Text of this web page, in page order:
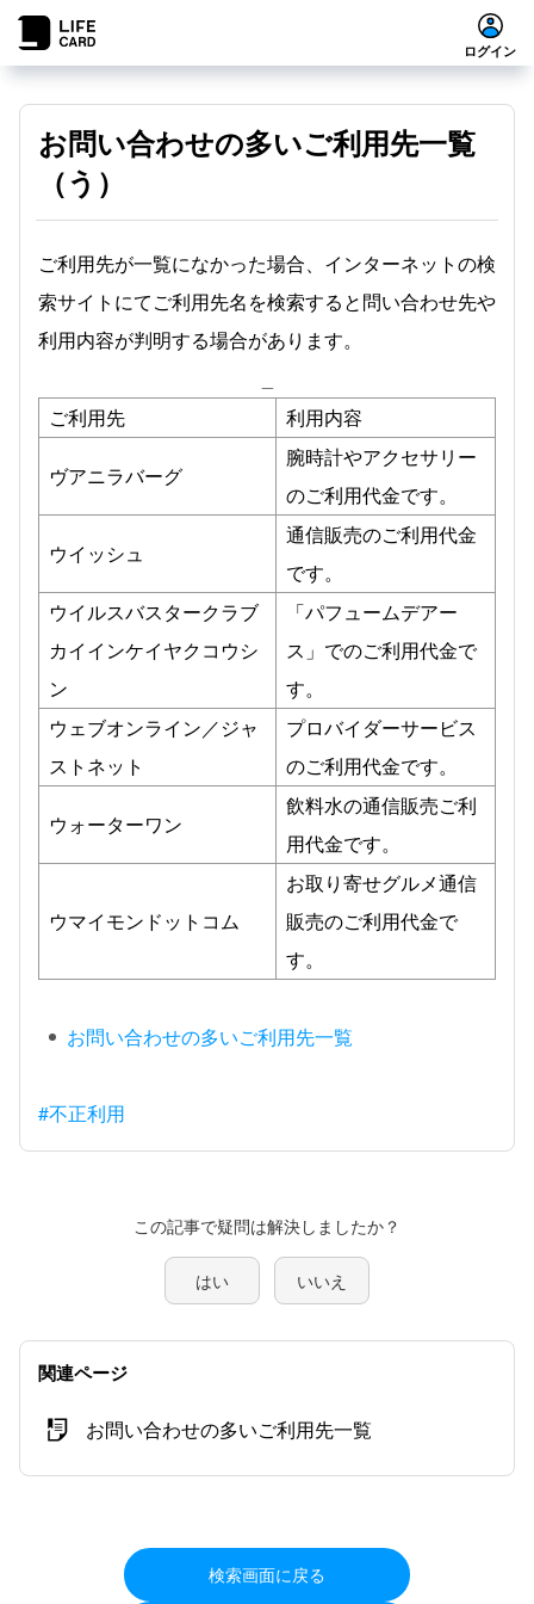
ログイン
お問い合わせの多いご利用先一覧
（う）
ご利用先が一覧になかった場合、インターネットの検
索サイトにてご利用先名を検索すると問い合わせ先や
利用内容が判明する場合があります。
ご利用先
利用内容
ヴアニラバーグ
腕時計やアクセサリー
のご利用代金です。
ウイッシュ
通信販売のご利用代金
です。
ウイルスバスタークラブ
カイインケイヤクコウシ
ン
「パフュームデアー
ス」でのご利用代金で
す。
ウェブオンライン／ジャ
ストネット
プロバイダーサービス
のご利用代金です。
ウォーターワン
飲料水の通信販売ご利
用代金です。
ウマイモンドットコム
お取り寄せグルメ通信
販売のご利用代金で
す。
お問い合わせの多いご利用先一覧
#不正利用
この記事で疑問は解決しましたか？
はい いいえ
関連ページ
お問い合わせの多いご利用先一覧
検索画面に戻る